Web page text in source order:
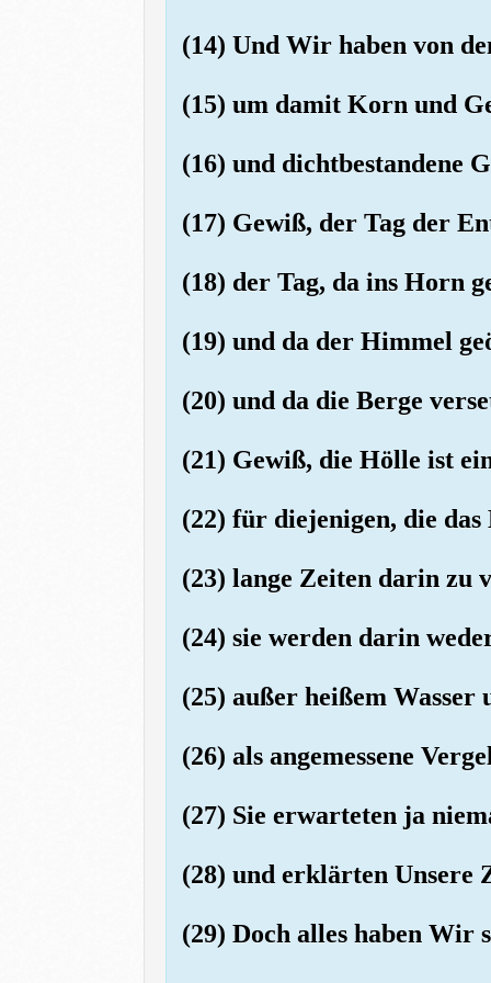
(14) Und Wir haben von
(15) um damit Korn und
(16) und dichtbestandene
(17) Gewiß, der Tag der
(18) der Tag, da ins Horn
(19) und da der Himmel
(20) und da die Berge
(21) Gewiß, die Hölle ist
(22) für diejenigen, die
(23) lange Zeiten darin zu
(24) sie werden darin
(25) außer heißem
(26) als angemessene
(27) Sie erwarteten ja
(28) und erklärten Unsere
(29) Doch alles haben